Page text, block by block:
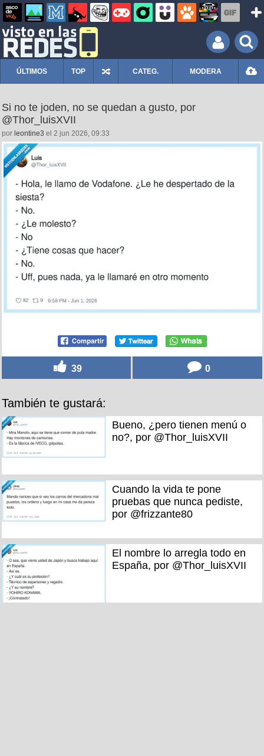
ÚLTIMOS TOP CATEG. MODERA
Si no te joden, no se quedan a gusto, por
@Thor_luisXVII
por leontine3 el 2 jun 2026, 09:33
39 0
También te gustará:
Bueno, ¿pero tienen menú o
no?, por @Thor_luisXVII
Cuando la vida te pone
pruebas que nunca pediste,
por @frizzante80
El nombre lo arregla todo en
España, por @Thor_luisXVII